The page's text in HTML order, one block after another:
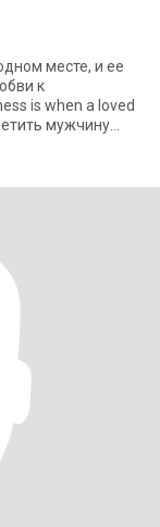
месте, и ее
мужчину